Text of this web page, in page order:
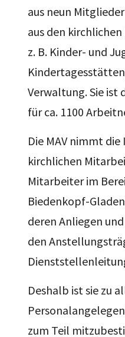
aus neun
aus den
z. B. Kinder- und
Verwaltung. Sie ist
für ca. 1100
Die MAV nimmt
kirchlichen
Mitarbeiter im
Biedenkopf-
deren Anliegen
den
Deshalb ist sie zu
zum Teil